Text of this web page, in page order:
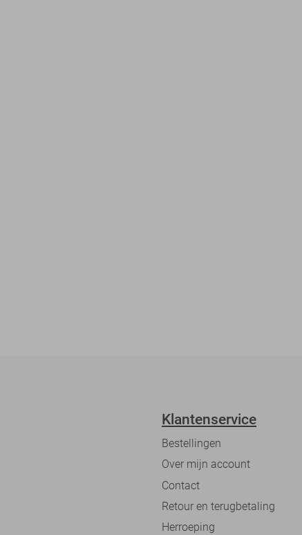
Klantenservice
Bestellingen
Over mijn account
Contact
Retour en terugbetaling
Herroeping